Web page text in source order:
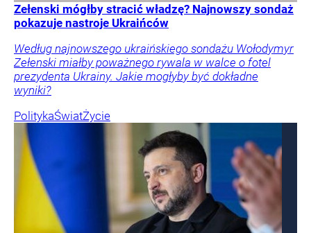
Zełenski mógłby stracić władzę? Najnowszy sondaż
pokazuje nastroje Ukraińców
Według najnowszego ukraińskiego sondażu Wołodymyr
Zełenski miałby poważnego rywala w walce o fotel
prezydenta Ukrainy. Jakie mogłyby być dokładne
wyniki?
PolitykaŚwiatŻycie